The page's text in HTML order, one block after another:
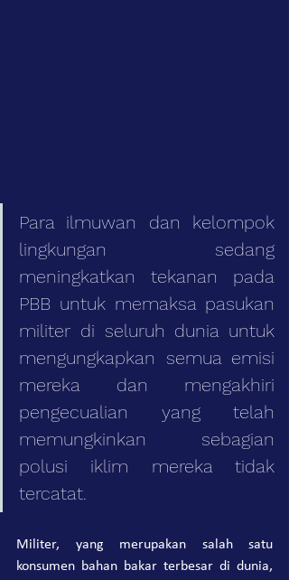
Para ilmuwan dan kelompok
lingkungan sedang
meningkatkan tekanan pada
PBB untuk memaksa pasukan
militer di seluruh dunia untuk
mengungkapkan semua emisi
mereka dan mengakhiri
pengecualian yang telah
memungkinkan sebagian
polusi iklim mereka tidak
tercatat.
Militer, yang merupakan salah satu
konsumen bahan bakar terbesar di dunia,